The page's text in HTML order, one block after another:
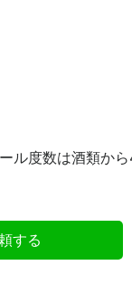
ル度数は酒類か
する